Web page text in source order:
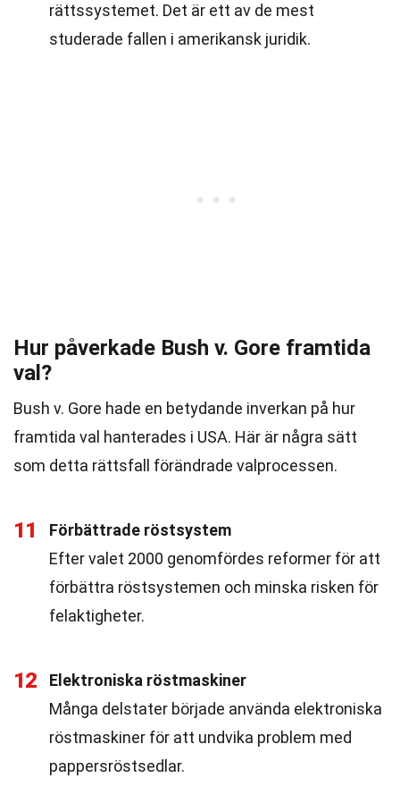
rättssystemet. Det är ett av de mest
studerade fallen i amerikansk juridik.
Hur påverkade Bush v. Gore framtida
val?
Bush v. Gore hade en betydande inverkan på hur
framtida val hanterades i USA. Här är några sätt
som detta rättsfall förändrade valprocessen.
11
Förbättrade röstsystem
Efter valet 2000 genomfördes reformer för att
förbättra röstsystemen och minska risken för
felaktigheter.
12
Elektroniska röstmaskiner
Många delstater började använda elektroniska
röstmaskiner för att undvika problem med
pappersröstsedlar.